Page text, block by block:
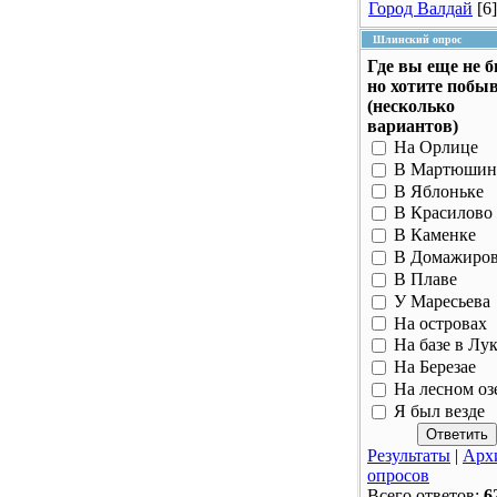
Город Валдай [6]
Шлинский опрос
Где вы еще не
но хотите
(несколько
вариантов)
На Орлице
В
В Яблоньке
В Красилово
В Каменке
В
В Плаве
У Маресьева
На островах
На базе в
На Березае
На лесном
Я был везде
Результаты |
опросов